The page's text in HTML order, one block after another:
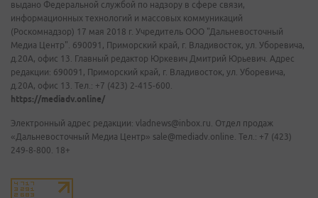
выдано Федеральной службой по надзору в сфере связи,
информационных технологий и массовых коммуникаций
(Роскомнадзор) 17 мая 2018 г. Учредитель ООО "Дальневосточный
Медиа Центр". 690091, Приморский край, г. Владивосток, ул. Уборевича,
д.20А, офис 13. Главный редактор Юркевич Дмитрий Юрьевич. Адрес
редакции: 690091, Приморский край, г. Владивосток, ул. Уборевича,
д.20А, офис 13. Тел.: +7 (423) 2-415-600.
https://mediadv.online/
Электронный адрес редакции: vladnews@inbox.ru. Отдел продаж
«Дальневосточный Медиа Центр» sale@mediadv.online. Тел.: +7 (423)
249-8-800. 18+